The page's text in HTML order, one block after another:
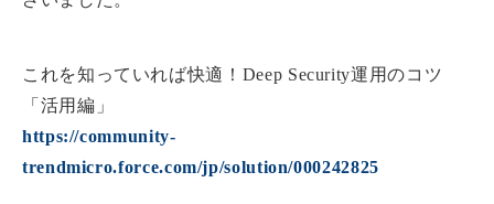
これを知っていれば快適！Deep Security運用のコツ
「活用編」
https://community-
trendmicro.force.com/jp/solution/000242825